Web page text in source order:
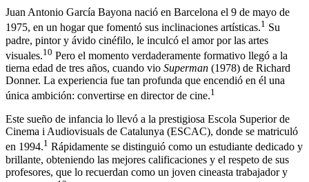
Juan Antonio García Bayona nació en Barcelona el 9 de mayo de
1975, en un hogar que fomentó sus inclinaciones artísticas.1 Su
padre, pintor y ávido cinéfilo, le inculcó el amor por las artes
visuales.10 Pero el momento verdaderamente formativo llegó a la
tierna edad de tres años, cuando vio Superman (1978) de Richard
Donner. La experiencia fue tan profunda que encendió en él una
única ambición: convertirse en director de cine.1
Este sueño de infancia lo llevó a la prestigiosa Escola Superior de
Cinema i Audiovisuals de Catalunya (ESCAC), donde se matriculó
en 1994.1 Rápidamente se distinguió como un estudiante dedicado y
brillante, obteniendo las mejores calificaciones y el respeto de sus
profesores, que lo recuerdan como un joven cineasta trabajador y